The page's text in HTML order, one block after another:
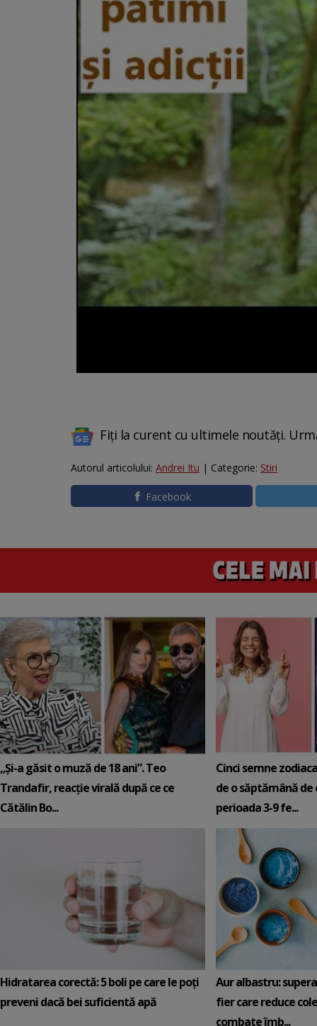
Fiți la curent cu ultimele noutăți.
Autorul articolului: Andrei Itu | Categorie: Stiri
Facebook
„Și-a găsit o muză de 18 ani”. Teo
Trandafir, reacție virală după ce ce
Cătălin Bo...
Cinci semne
de o săptămână de
perioada 3-9 fe...
Hidratarea corectă: 5 boli pe care le poți
preveni dacă bei suficientă apă
Aur albastru:
fier care reduce
combate îmb...